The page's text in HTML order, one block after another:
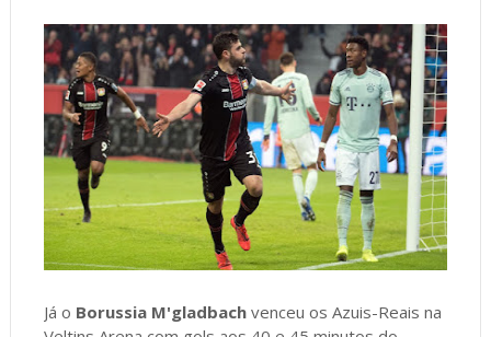
Já o Borussia M'gladbachvenceu os Azuis-Reais na